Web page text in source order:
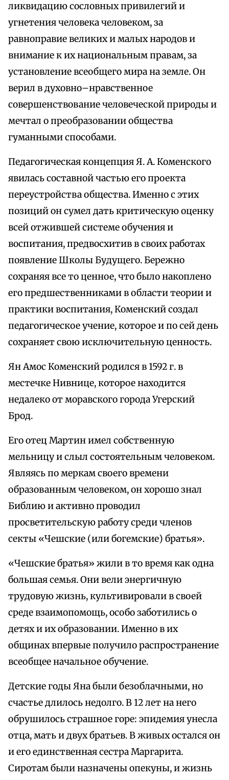
ликвидацию сословных привилегий и
угнетения человека человеком, за
равноправие великих и малых народов и
внимание к их национальным правам, за
установление всеобщего мира на земле. Он
верил в духовно–нравственное
совершенствование человеческой природы и
мечтал о преобразовании общества
гуманными способами.
Педагогическая концепция Я. А. Коменского
явилась составной частью его проекта
переустройства общества. Именно с этих
позиций он сумел дать критическую оценку
всей отжившей системе обучения и
воспитания, предвосхитив в своих работах
появление Школы Будущего. Бережно
сохраняя все то ценное, что было накоплено
его предшественниками в области теории и
практики воспитания, Коменский создал
педагогическое учение, которое и по сей день
сохраняет свою исключительную ценность.
Ян Амос Коменский родился в 1592 г. в
местечке Нивнице, которое находится
недалеко от моравского города Угерский
Брод.
Его отец Мартин имел собственную
мельницу и слыл состоятельным человеком.
Являясь по меркам своего времени
образованным человеком, он хорошо знал
Библию и активно проводил
просветительскую работу среди членов
секты «Чешские (или богемские) братья».
«Чешские братья» жили в то время как одна
большая семья. Они вели энергичную
трудовую жизнь, культивировали в своей
среде взаимопомощь, особо заботились о
детях и их образовании. Именно в их
общинах впервые получило распространение
всеобщее начальное обучение.
Детские годы Яна были безоблачными, но
счастье длилось недолго. В 12 лет на него
обрушилось страшное горе: эпидемия унесла
отца, мать и двух братьев. В живых остался он
и его единственная сестра Маргарита.
Сиротам были назначены опекуны, и жизнь